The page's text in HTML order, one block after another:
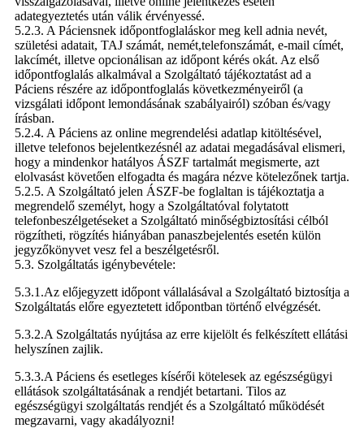
adategyeztetés után válik érvényessé.
5.2.3. A Páciensnek időpontfoglaláskor meg kell adnia nevét,
születési adatait, TAJ számát, nemét,telefonszámát, e-mail címét,
lakcímét, illetve opcionálisan az időpont kérés okát. Az első
időpontfoglalás alkalmával a Szolgáltató tájékoztatást ad a
Páciens részére az időpontfoglalás következményeiről (a
vizsgálati időpont lemondásának szabályairól) szóban és/vagy
írásban.
5.2.4. A Páciens az online megrendelési adatlap kitöltésével,
illetve telefonos bejelentkezésnél az adatai megadásával elismeri,
hogy a mindenkor hatályos ÁSZF tartalmát megismerte, azt
elolvasást követően elfogadta és magára nézve kötelezőnek tartja.
5.2.5. A Szolgáltató jelen ÁSZF-be foglaltan is tájékoztatja a
megrendelő személyt, hogy a Szolgáltatóval folytatott
telefonbeszélgetéseket a Szolgáltató minőségbiztosítási célból
rögzítheti, rögzítés hiányában panaszbejelentés esetén külön
jegyzőkönyvet vesz fel a beszélgetésről.
5.3. Szolgáltatás igénybevétele:
5.3.1.Az előjegyzett időpont vállalásával a Szolgáltató biztosítja a
Szolgáltatás előre egyeztetett időpontban történő elvégzését.
5.3.2.A Szolgáltatás nyújtása az erre kijelölt és felkészített ellátási
helyszínen zajlik.
5.3.3.A Páciens és esetleges kísérői kötelesek az egészségügyi
ellátások szolgáltatásának a rendjét betartani. Tilos az
egészségügyi szolgáltatás rendjét és a Szolgáltató működését
megzavarni, vagy akadályozni!